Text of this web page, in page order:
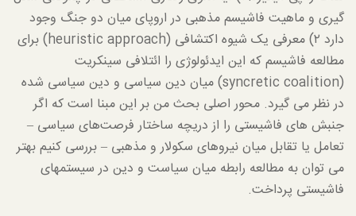
گیری و ماهیت فاشیسم مذهبی در اروپای میان دو جنگ وجود
دارد ۲) معرفی یک شیوه اکتشافی (heuristic approach) برای
مطالعه فاشیسم که این ایدئولوژی را ائتلافی سینکریت
(syncretic coalition) میان دین سیاسی و دین سیاسی شده
در نظر می گیرد. محور اصلی بحث من بر این مبنا است که اگر
جنبش های فاشیستی را از دریچه ساختار فرصت‌های سیاسی –
تعامل یا تقابل میان نیروهای سکولار و مذهبی – بررسی کنیم بهتر
می توان به مطالعه رابطه میان سیاست و دین در سیستمهای
فاشیستی پرداخت.